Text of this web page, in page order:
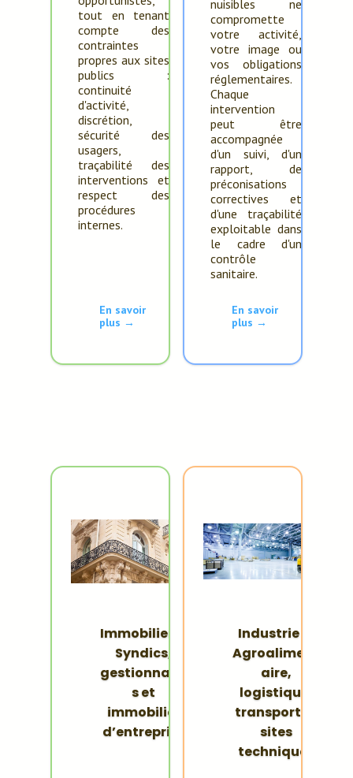
tout en tenant
compte des
contraintes
propres aux sites
publics :
continuité
d'activité,
discrétion,
sécurité des
usagers,
traçabilité des
interventions et
respect des
procédures
internes.
En savoir
plus →
nuisibles ne
compromette
votre activité,
votre image ou
vos obligations
réglementaires.
Chaque
intervention
peut être
accompagnée
d'un suivi, d'un
rapport, de
préconisations
correctives et
d'une traçabilité
exploitable dans
le cadre d'un
contrôle
sanitaire.
En savoir
plus →
Immobilier —
Syndics,
gestionnaire
s et
immobilier
d’entreprise
Industrie —
Agroaliment
aire,
logistique,
transport et
sites
techniques